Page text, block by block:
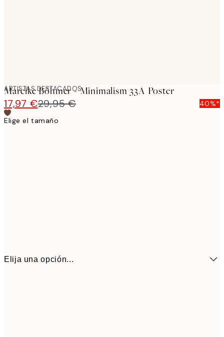
ARTISTAS DESTACADOS
Mareike Böhmer - Minimalism 33A Poster
17,97 €29,95 €
40%*
Elige el tamaño
Elija una opción...